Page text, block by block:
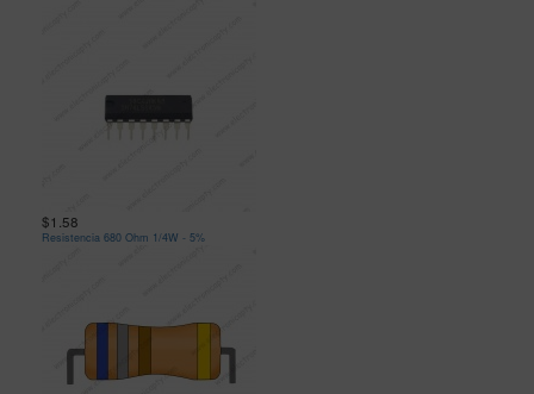
$1.58
Resistencia 680 Ohm 1/4W - 5%